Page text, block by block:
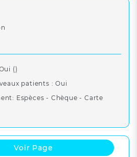
()
patients : Oui
Espèces - Chèque - Carte
Voir Page